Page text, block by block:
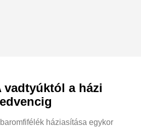
vadtyúktól a házi
háziasítása egykor